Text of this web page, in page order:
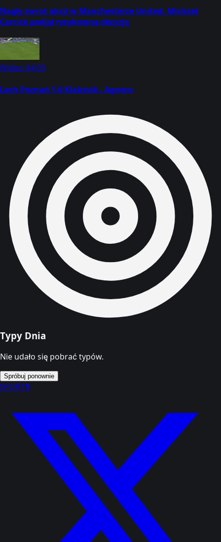
Nagły zwrot akcji w Manchesterze United. Michael
Carrick podjął ryzykowną decyzję
Wideo 04:09
Lech Poznań 1-0 Klaksvik - Agnero
Typy Dnia
Nie udało się pobrać typów.
Spróbuj ponownie
SPORT1